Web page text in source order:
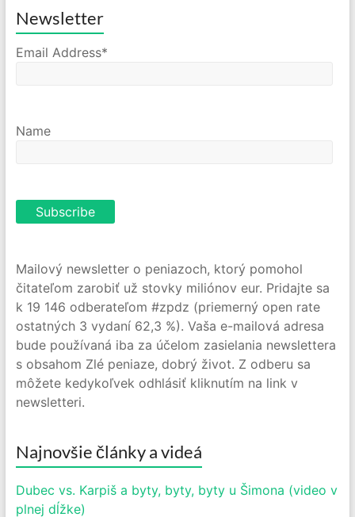
Newsletter
Email Address*
Name
Mailový newsletter o peniazoch, ktorý pomohol
čitateľom zarobiť už stovky miliónov eur. Pridajte sa
k 19 146 odberateľom #zpdz (priemerný open rate
ostatných 3 vydaní 62,3 %). Vaša e-mailová adresa
bude používaná iba za účelom zasielania newslettera
s obsahom Zlé peniaze, dobrý život. Z odberu sa
môžete kedykoľvek odhlásiť kliknutím na link v
newsletteri.
Najnovšie články a videá
Dubec vs. Karpiš a byty, byty, byty u Šimona (video v
plnej dĺžke)